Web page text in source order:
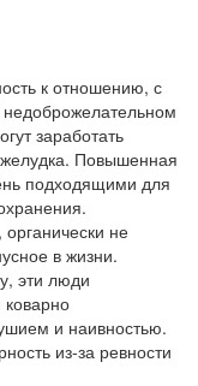
к отношению, с
заработать
Повышенная
подходящими для
не
в жизни.
эти люди
коварно
и наивностью.
из-за ревности